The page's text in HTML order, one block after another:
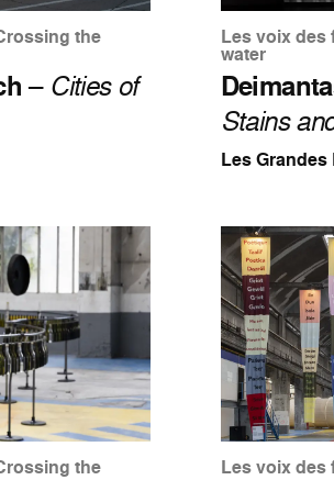
the
– Cities of
Les voix des
water
Stains
Les
the Les voix des